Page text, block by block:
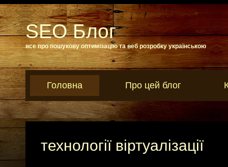
SEO Блог
все про пошукову оптимізацію та веб розробку українською
Головна Про цей блог
технології віртуалізації